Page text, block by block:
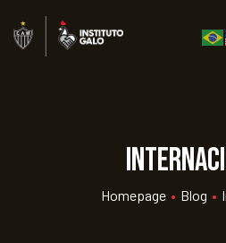
Homepage • Blog •